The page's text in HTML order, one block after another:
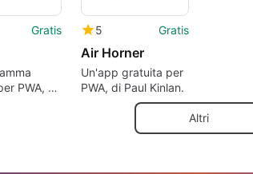
Gratis
PWA, di
5 Gratis
Air Horner
Un'app gratuita per
PWA, di Paul Kinlan.
Altri